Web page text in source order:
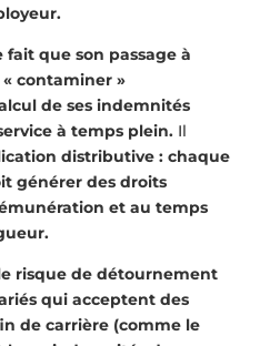
fait que son passage à
contaminer »
de ses indemnités
à temps plein. Il
distributive : chaque
générer des droits
et au temps
risque de détournement
qui acceptent des
de carrière (comme le